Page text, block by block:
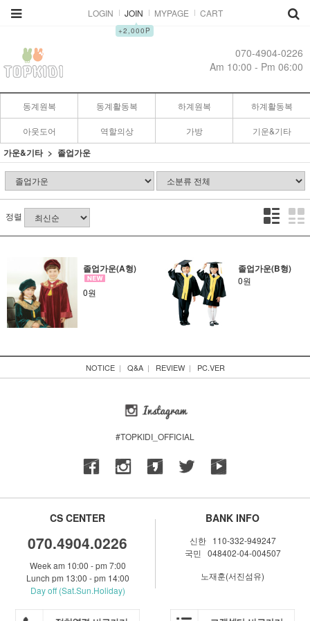
LOGIN JOIN
▲
+2,000P
MYPAGE CART
070-4904-0226
Am 10:00 - Pm 06:00
동계원복 동계활동복 하계원복 하계활동복
아웃도어 역할의상 가방 기운&기타
가운&기타 졸업가운
정렬
졸업가운(A형)
0원
졸업가운(B형)
0원
NOTICE| Q&A| REVIEW| PC.VER
#TOPKIDI_OFFICIAL
CS CENTER
070.4904.0226
Week am 10:00 - pm 7:00
Lunch pm 13:00 - pm 14:00
Day off (Sat.Sun.Holiday)
BANK INFO
신한 110-332-949247
국민 048402-04-004507
노재훈(서진섬유)